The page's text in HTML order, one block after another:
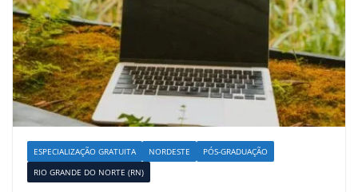
ESPECIALIZAÇÃO GRATUITA NORDESTE
PÓS-GRADUAÇÃO
RIO GRANDE DO NORTE (RN)